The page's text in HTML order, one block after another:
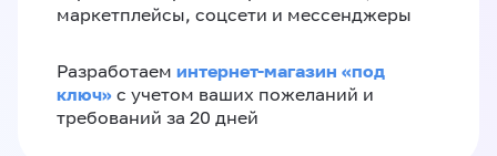
маркетплейсы, соцсети и мессенджеры
Разработаем интернет-магазин «‎под
ключ»‎ с учетом ваших пожеланий и
требований за 20 дней